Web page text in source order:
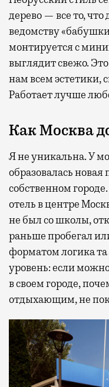
дерево — все то, что
ведомству
монтируется с
выглядит свежо.
нам всем эстетики,
Работает лучше
Как Москва
Я не уникальна. У
образовалась
собственном
отель в центре
не был со школы,
раньше пробегал
форматом логика
уровень: если
в своем городе,
отдыхающим, не